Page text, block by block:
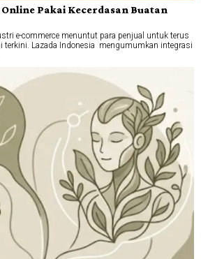
Pakai Kecerdasan Buatan
e-commerce menuntut para penjual untuk terus
terkini. Lazada Indonesia mengumumkan integrasi